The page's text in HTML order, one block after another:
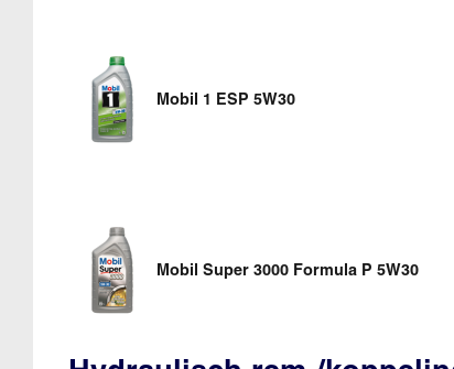
Mobil 1 ESP 5W30
Mobil Super 3000 Formula P 5W30